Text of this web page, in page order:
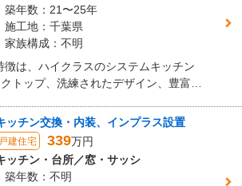
築年数：21〜25年
施工地：千葉県
家族構成：不明
は、ハイクラスのシステムキッチン
トップ、洗練されたデザイン、豊富な
、料理中の作業を快適にするハンズフ
力を高める「らくパッと収納」などが
ッチン交換・内装、インプラス設置
戸建住宅 339万円
ッチン・台所／窓・サッシ
築年数：不明